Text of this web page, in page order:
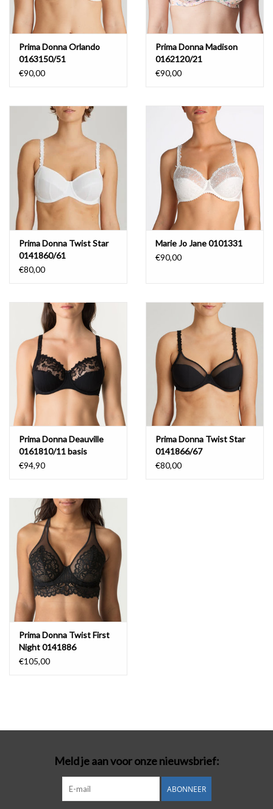
Prima Donna Orlando
0163150/51
€90,00
Prima Donna Madison
0162120/21
€90,00
Prima Donna Twist Star
0141860/61
€80,00
Marie Jo Jane 0101331
€90,00
Prima Donna Deauville
0161810/11 basis
€94,90
Prima Donna Twist Star
0141866/67
€80,00
Prima Donna Twist First
Night 0141886
€105,00
Meld je aan voor onze nieuwsbrief:
ABONNEER